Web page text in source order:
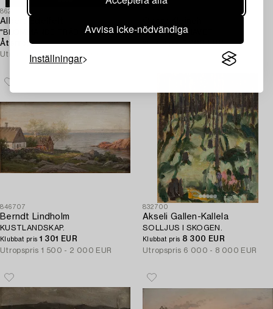
Avvisa icke-nödvändiga
Inställningar
862642
Albert Edelfelt
"BLOMMANDE TRÄD PÅ HAIKO".
Återrop
Utropspris
50 000 - 70 000 EUR
FARTYG PÅ HAVET.
Klubbat pris5 200 EUR
9 000 - 12 000 EUR
846707
Berndt Lindholm
KUSTLANDSKAP.
Klubbat pris 1 301 EUR
Utropspris 1 500 - 2 000 EUR
832700
Akseli Gallen-Kallela
SOLLJUS I SKOGEN.
Klubbat pris 8 300 EUR
Utropspris 6 000 - 8 000 EUR